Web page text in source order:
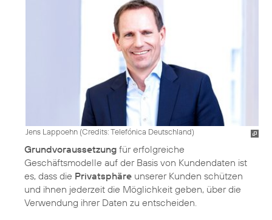
Jens Lappoehn (Credits: Telefónica Deutschland)
Grundvoraussetzung für erfolgreiche
Geschäftsmodelle auf der Basis von Kundendaten ist
es, dass die Privatsphäre unserer Kunden schützen
und ihnen jederzeit die Möglichkeit geben, über die
Verwendung ihrer Daten zu entscheiden.